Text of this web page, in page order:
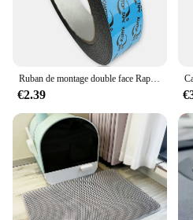
Ruban de montage double face RapDuty, ruban mousse, décoration d'intérieur, décoration de bureau, 1 rouleau
€2.39